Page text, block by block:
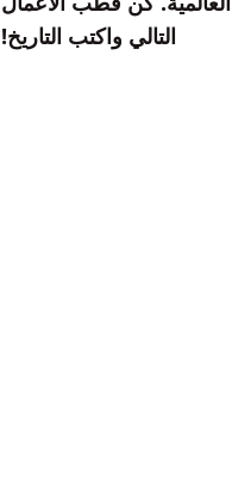
التالي واكتب التاريخ!